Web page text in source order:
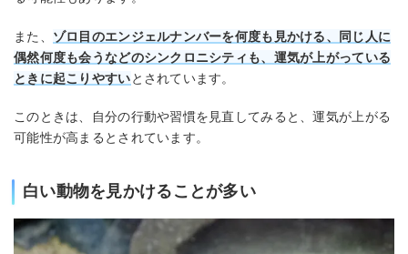
また、 ゾロ目のエンジェルナンバーを何度も見かける、同じ人に
偶然何度も会うなどのシンクロニシティも、運気が上がっている
ときに起こりやすいとされています。
このときは、自分の行動や習慣を見直してみると、運気が上がる
可能性が高まるとされています。
白い動物を見かけることが多い